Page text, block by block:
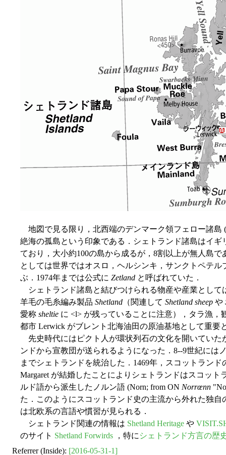
地図で見る限り，北西端のデンマーク領フェロー諸島
絶海の孤島という印象である．シェトランド諸島はイ
ており，大小約100の島から成るが，8割以上が無人島
としては世界ではオスロ，ヘルシンキ，サンクトペテ
ぶ．1974年までは公式に Zetland と呼ばれていた．
シェトランド諸島と結びつけられる物産や産業として
羊毛の毛糸編み製品 Shetland （関連して Shetland sheep や
愛称 sheltie に <l> が残っていることに注意），タラ漁，
都市 Lerwick がブレント北海油田の原油基地として重要
先史時代にはピクト人が環状列石の文化を開いていた
ンドから宣教団が送られるようになった．8--9世紀には
までシェトランドを統治した．1469年，スコットランド
Margaret が結婚したことによりシェトランドはスコッ
ルド語から派生したノルン語 (Norn; from ON Norrœnn
た．このようにスコットランド史の主流から外れた独
は北欧系の言語や慣習が見られる．
シェトランド関連の情報は Shetland Heritage や
のサイト Shetland Forwirds ，特に シェトランド方言の歴
Referrer (Inside): [2016-05-31-1]